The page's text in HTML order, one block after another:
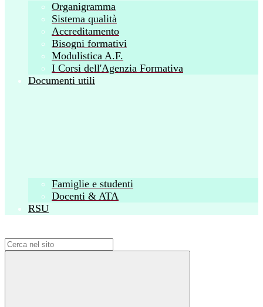
Organigramma
Sistema qualità
Accreditamento
Bisogni formativi
Modulistica A.F.
I Corsi dell'Agenzia Formativa
Documenti utili
Famiglie e studenti
Docenti & ATA
RSU